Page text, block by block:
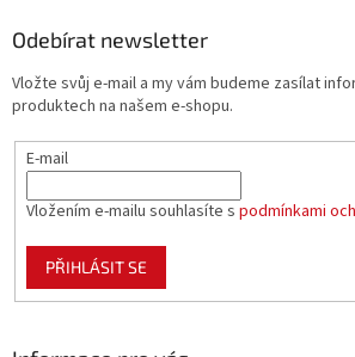
Odebírat newsletter
Vložte svůj e-mail a my vám budeme zasílat
produktech na našem e-shopu.
E-mail
Vložením e-mailu souhlasíte s podmínkami
PŘIHLÁSIT SE